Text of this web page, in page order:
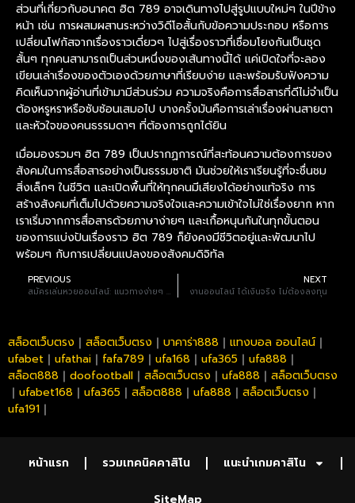
ส่วนที่เกี่ยวกับอนาคต ฮิต 789 อาจเดินทางไปสู่รูปแบบใหม่ๆ ในปีข้าง
หน้า เช่น การผสมผสานระหว่างวิดีโอสั้นกับข้อความประกอบ หรือการ
เปลี่ยนโฟกัสจากเรื่องราวเดี่ยวๆ ไปสู่เรื่องราวที่เชื่อมโยงกันเป็นชุด
สั้นๆ ทุกคนสามารถเป็นส่วนหนึ่งของเส้นทางนี้ได้ แค่เปิดใจที่จะลอง
เขียนเล่าเรื่องของตัวเองด้วยภาษาที่เรียบง่าย และพร้อมรับฟังความ
คิดเห็นจากผู้อ่านที่เข้ามามีส่วนร่วม ความจริงคือการสื่อสารที่ดีไม่จำเป็น
ต้องหรูหราหรือซับซ้อนเสมอไป บางครั้งมันคือการเล่าเรื่องผ่านสายตา
และหัวใจของคนธรรมดาๆ ที่ต้องการถูกได้ยิน
เมื่อมองรวมๆ ฮิต 789 เป็นปรากฏการณ์ที่สะท้อนความต้องการของ
สังคมในการสื่อสารอย่างเป็นธรรมชาติ มันช่วยให้เราเรียนรู้ที่จะชื่นชม
สิ่งเล็กๆ ในชีวิต และเปิดพื้นที่ให้ทุกคนมีเสียงได้อย่างแท้จริง การ
สร้างสังคมที่เต็มไปด้วยความจริงใจและความเข้าใจไม่ใช่เรื่องยาก หาก
เราเริ่มจากการสื่อสารด้วยภาษาง่ายๆ และเกื้อหนุนกันในทุกขั้นตอน
ของการแบ่งปันเรื่องราว ฮิต 789 ก็ยังคงมีชีวิตอยู่และพัฒนาไป
พร้อมๆ กับการเปลี่ยนแปลงของสังคมดิจิทัล
PREVIOUS
สมัครเล่นหวยออนไลน์: แนวทางง่ายๆ สำหรับคนอยากลองเสี่ยงโชคผ่านอินเทอร์เน็ต
NEXT
งานออนไลน์ ได้เงินจริง ไม่ต้องลงทุน
สล็อตเว็บตรง ｜ สล็อตเว็บตรง ｜ บาคาร่า888 ｜ แทงบอล ออนไลน์｜
ufabet ｜ ufathai ｜ fafa789 ｜ ufa168 ｜ ufa365 ｜ ufa888 ｜
สล็อต888 ｜ doofootball ｜ สล็อตเว็บตรง ｜ ufa888 ｜ สล็อตเว็บตรง
｜ ufabet168 ｜ ufa365 ｜ สล็อต888 ｜ ufa888 ｜ สล็อตเว็บตรง ｜
ufa191 ｜
หน้าแรก รวมเทคนิคคาสิโน แนะนำเกมคาสิโน
SiteMap